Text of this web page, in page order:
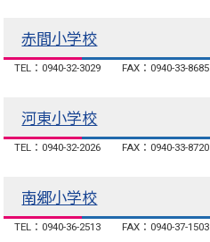
赤間小学校
TEL：0940-32-3029 FAX：0940-33-8685
河東小学校
TEL：0940-32-2026 FAX：0940-33-8720
南郷小学校
TEL：0940-36-2513 FAX：0940-37-1503